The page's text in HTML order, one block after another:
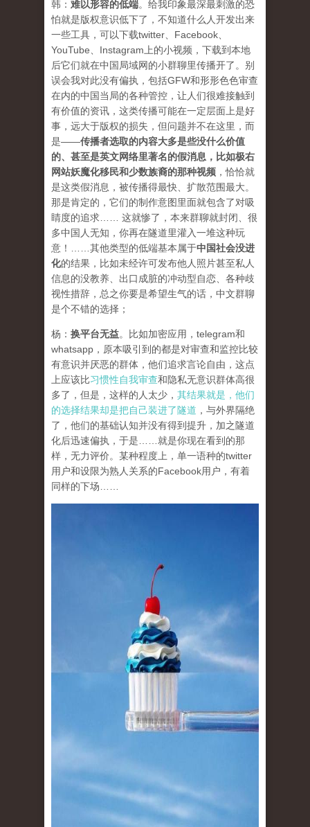
韩： 难以形容的低端。给我印象最深最刺激的恐
怕就是版权意识低下了，不知道什么人开发出来
一些工具，可以下载twitter、Facebook、
YouTube、Instagram上的小视频，下载到本地
后它们就在中国局域网的小群聊里传播开了。别
误会我对此没有偏执，包括GFW和形形色色审查
在内的中国当局的各种管控，让人们很难接触到
有价值的资讯，这类传播可能在一定层面上是好
事，远大于版权的损失，但问题并不在这里，而
是——传播者选取的内容大多是些没什么价值
的、甚至是英文网络里著名的假消息，比如极右
网站妖魔化移民和少数族裔的那种视频 ，恰恰就
是这类假消息，被传播得最快、扩散范围最大。
那是肯定的，它们的制作意图里面就包含了对吸
睛度的追求…… 这就惨了，本来群聊就封闭、很
多中国人无知，你再在隧道里灌入一堆这种玩
意！……其他类型的低端基本属于中国社会没进
化的结果，比如未经许可发布他人照片甚至私人
信息的没教养、出口成脏的冲动型自恋、各种歧
视性措辞，总之你要是希望生气的话，中文群聊
是个不错的选择；
杨： 换平台无益。比如加密应用，telegram和
whatsapp，原本吸引到的都是对审查和监控比较
有意识并厌恶的群体，他们追求言论自由，这点
上应该比习惯性自我审查和隐私无意识群体高很
多了，但是，这样的人太少， 其结果就是，他们
的选择结果却是把自己装进了隧道 ，与外界隔绝
了，他们的基础认知并没有得到提升，加之隧道
化后迅速偏执，于是……就是你现在看到的那
样，无力评价。某种程度上，单一语种的twitter
用户和设限为熟人关系的Facebook用户，有着
同样的下场……